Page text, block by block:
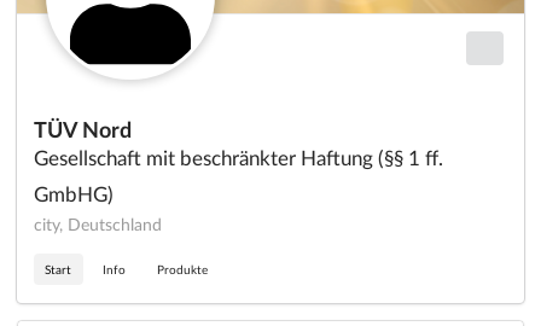
TÜV Nord
Gesellschaft mit beschränkter Haftung (§§ 1 ff.
GmbHG)
city, Deutschland
Start Info Produkte